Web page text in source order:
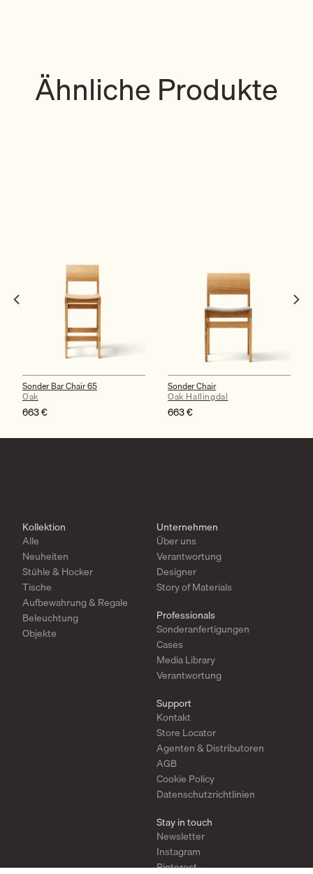
Ähnliche Produkte
Sonder Bar Chair 65
Oak
663€
Sonder Chair
Oak Hallingdal
663€
Kollektion
Alle
Neuheiten
Stühle & Hocker
Tische
Aufbewahrung & Regale
Beleuchtung
Objekte
Unternehmen
Über uns
Verantwortung
Designer
Story of Materials
Professionals
Sonderanfertigungen
Cases
Media Library
Verantwortung
Support
Kontakt
Store Locator
Agenten & Distributoren
AGB
Cookie Policy
Datenschutzrichtlinien
Stay in touch
Newsletter
Instagram
Pinterest